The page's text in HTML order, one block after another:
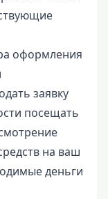
оформления
заявку
посещать
на ваш
деньги